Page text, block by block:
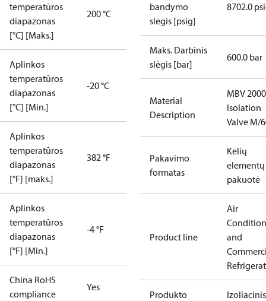
temperatūros
diapazonas
[°C] [Maks.]
200 °C
Aplinkos
temperatūros
diapazonas
[°C] [Min.]
-20 °C
Aplinkos
temperatūros
diapazonas
[°F] [maks.]
382 °F
Aplinkos
temperatūros
diapazonas
[°F] [Min.]
-4 °F
China RoHS
compliance
Yes
bandymo
slėgis [psig]
8702.0
Maks. Darbinis
slėgis [bar]
600.0 bar
Material
Description
MBV 2000
Isolation
Valve M/
Pakavimo
formatas
Kelių
elementų
pakuotė
Product line
Air
and
Produkto
Izoliacinis